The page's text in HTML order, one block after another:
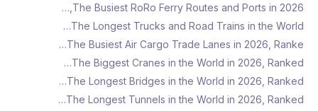
The Busiest RoRo Ferry Routes and Ports in 2026,…
The Longest Trucks and Road Trains in the World…
The Busiest Air Cargo Trade Lanes in 2026, Ranke…
The Biggest Cranes in the World in 2026, Ranked…
The Longest Bridges in the World in 2026, Ranked…
The Longest Tunnels in the World in 2026, Ranked…